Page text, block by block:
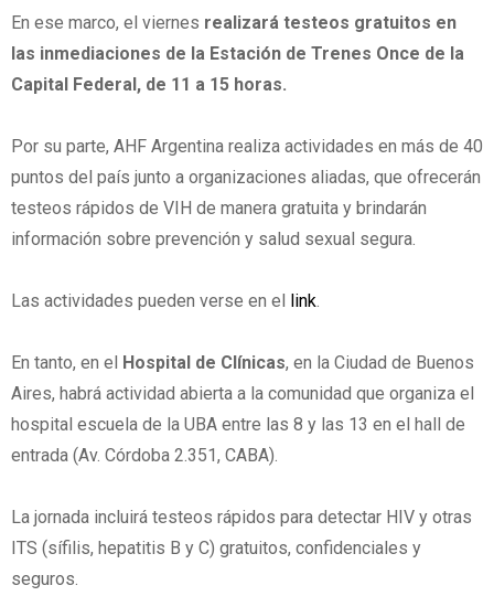
En ese marco, el viernes realizará testeos gratuitos en
las inmediaciones de la Estación de Trenes Once de la
Capital Federal, de 11 a 15 horas.
Por su parte, AHF Argentina realiza actividades en más de 40
puntos del país junto a organizaciones aliadas, que ofrecerán
testeos rápidos de VIH de manera gratuita y brindarán
información sobre prevención y salud sexual segura.
Las actividades pueden verse en el link.
En tanto, en el Hospital de Clínicas, en la Ciudad de Buenos
Aires, habrá actividad abierta a la comunidad que organiza el
hospital escuela de la UBA entre las 8 y las 13 en el hall de
entrada (Av. Córdoba 2.351, CABA).
La jornada incluirá testeos rápidos para detectar HIV y otras
ITS (sífilis, hepatitis B y C) gratuitos, confidenciales y
seguros.